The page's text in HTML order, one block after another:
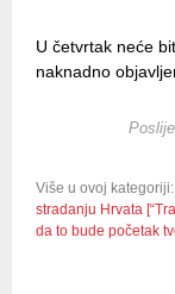
U četvrtak neće
naknadno
Više u ovoj kategoriji:
stradanju Hrvata
da to bude početak